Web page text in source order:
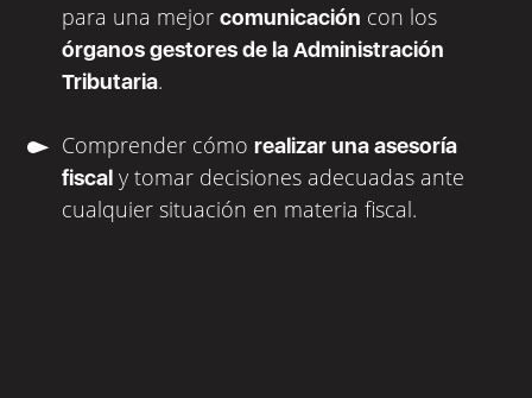
para una mejorcomunicación con los
órganos gestores de la Administración
Tributaria.
Comprender cómorealizar una asesoría
fiscal y tomar decisiones adecuadas ante
cualquier situación en materia fiscal.